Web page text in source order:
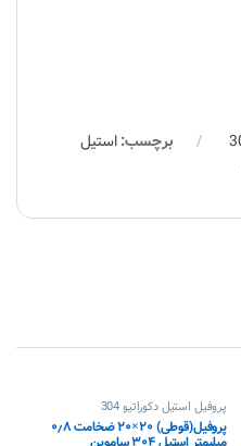
برچسب:استیل
پروفیل استیل دکوراتیو 304
پروفیل(قوطی) ۲۰×۲۰ ضخامت ۰٫۸